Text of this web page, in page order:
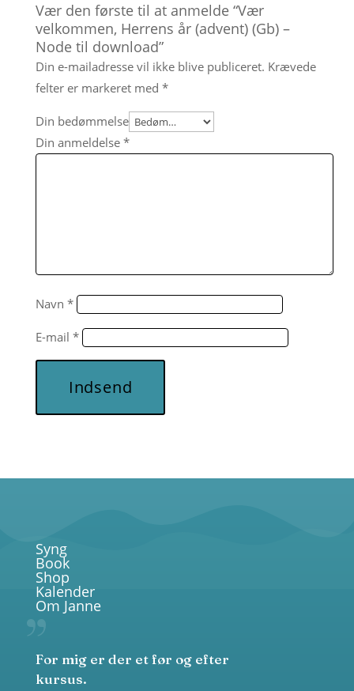
Vær den første til at anmelde “Vær
velkommen, Herrens år (advent) (Gb) –
Node til download”
Din e-mailadresse vil ikke blive publiceret. Krævede
felter er markeret med *
Din bedømmelse
Din anmeldelse *
Navn *
E-mail *
Indsend
Syng
Book
Shop
Kalender
Om Janne
For mig er der et før og efter
kursus.